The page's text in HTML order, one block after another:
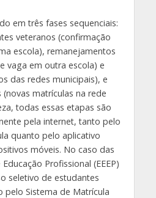
em três fases sequenciais:
veteranos (confirmação
escola), remanejamentos
vaga em outra escola) e
das redes municipais), e
matrículas na rede
todas essas etapas são
pela internet, tanto pelo
quanto pelo aplicativo
móveis. No caso das
Profissional (EEEP)
seletivo de estudantes
Sistema de Matrícula